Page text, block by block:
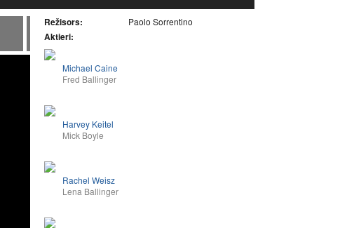
Režisors: Paolo Sorrentino
Aktieri:
Michael Caine
Fred Ballinger
Harvey Keitel
Mick Boyle
Rachel Weisz
Lena Ballinger